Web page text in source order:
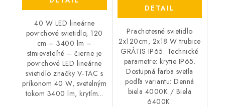
40 W LED lineárne
povrchové svietidlo, 120
cm – 3400 lm –
stmievateľné – čierne je
povrchové LED lineárne
svietidlo značky V-TAC s
príkonom 40 W, svetelným
tokom 3400 lm, krytím...
DETAIL
Prachotesné svietidlo
2x120cm, 2x18 W trubice
GRÁTIS IP65. Technické
parametre: krytie IP65.
Dostupná farba svetla
podľa variantu: Denná
biela 4000K / Biela
6400K.